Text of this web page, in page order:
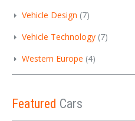
Vehicle Design (7)
Vehicle Technology (7)
Western Europe (4)
Featured Cars